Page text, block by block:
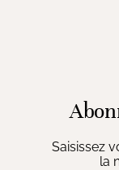
Saisissez
la